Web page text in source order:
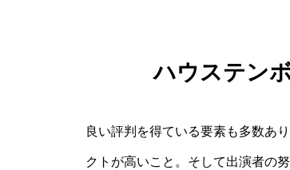
ハウステン
良い評判を得ている要素も多数あ
クトが高いこと。そして出演者の